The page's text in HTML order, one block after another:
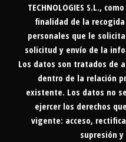
TECHNOLOGIES S.L.,
finalidad de la
personales que le
solicitud y envío de la
Los datos son tratados de
dentro de la relación
existente. Los datos no
ejercer los derechos
vigente: acceso,
supresión